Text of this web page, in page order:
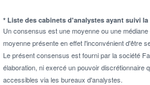
* Liste des cabinets d'analystes ayant suivi
Un consensus est une moyenne ou une
moyenne présente en effet l'inconvénient d'être
Le présent consensus est fourni par la société
élaboration, ni exercé un pouvoir discrétionnaire
accessibles via les bureaux d'analystes.